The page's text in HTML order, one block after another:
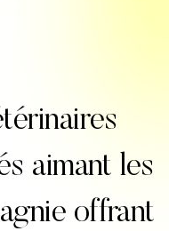
aimant les
offrant